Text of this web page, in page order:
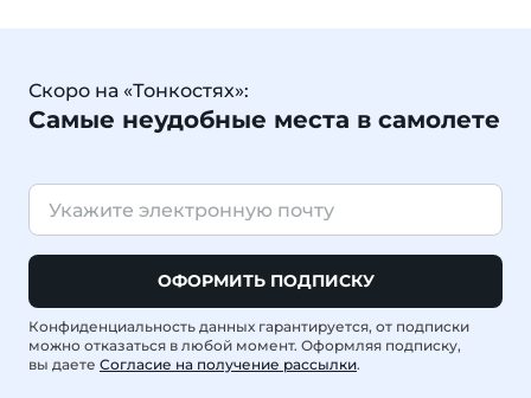
Скоро на «Тонкостях»:
Самые неудобные места в самолете
ОФОРМИТЬ ПОДПИСКУ
Конфиденциальность данных гарантируется, от подписки
можно отказаться в любой момент. Оформляя подписку,
вы даете Согласие на получение рассылки.